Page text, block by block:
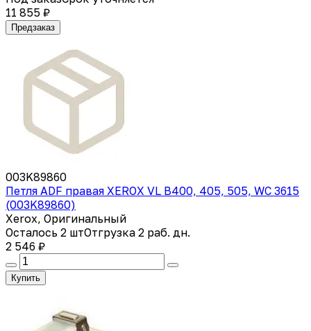
11 855 ₽
Предзаказ
003K89860
Петля ADF правая XEROX VL B400, 405, 505, WC 3615
(003K89860)
Xerox, Оригинальный
Осталось 2 штОтгрузка 2 раб. дн.
2 546 ₽
Купить